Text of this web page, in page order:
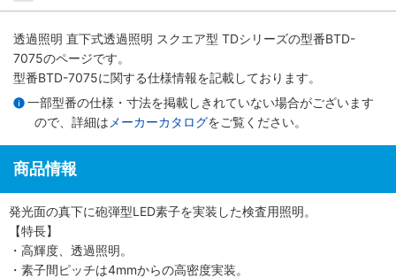
透過照明 直下式透過照明 スクエア型 TDシリーズの型番BTD-
7075のページです。
型番BTD-7075に関する仕様情報を記載しております。
一部型番の仕様・寸法を掲載しきれていない場合がございます
ので、詳細は メーカーカタログをご覧ください。
商品情報
発光面の真下に砲弾型LED素子を実装した検査用照明。
【特長】
・高輝度、透過照明。
・素子間ピッチは4mmからの高密度実装。